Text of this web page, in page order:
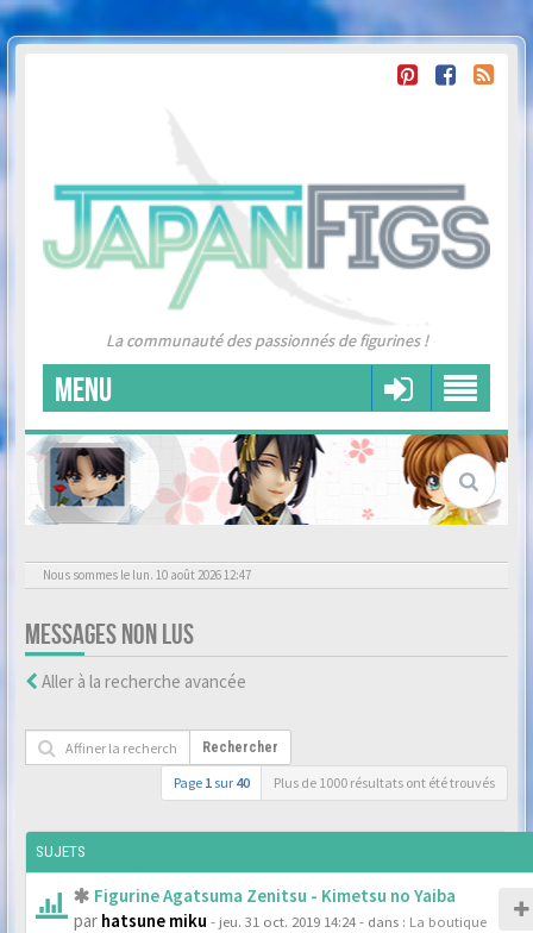
La communauté des passionnés de figurines !
MENU
Nous sommes le lun. 10 août 2026 12:47
MESSAGES NON LUS
Aller à la recherche avancée
Rechercher
Page 1 sur 40 Plus de 1000 résultats ont été trouvés
SUJETS
Figurine Agatsuma Zenitsu - Kimetsu no Yaiba
par hatsune miku - jeu. 31 oct. 2019 14:24- dans : La boutique